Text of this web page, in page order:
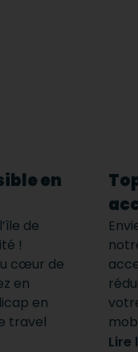
en
de
!
cœur de
en
en
travel
Lire